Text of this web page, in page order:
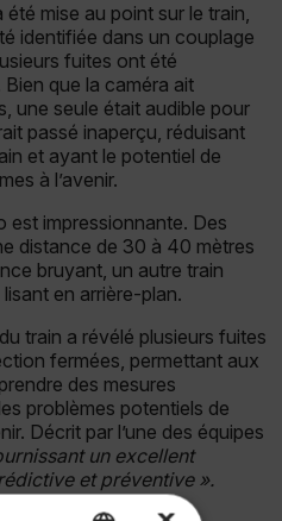
mise au point sur le train,
identifiée dans un couplage
fuites ont été
que la caméra ait
une seule était audible pour
passé inaperçu, réduisant
et ayant le potentiel de
à l’avenir.
est impressionnante. Des
distance de 30 à 40 mètres
bruyant, un autre train
en arrière-plan.
train a révélé plusieurs fuites
fermées, permettant aux
des mesures
problèmes potentiels de
Décrit par l’une des équipes
un excellent
et préventive ».